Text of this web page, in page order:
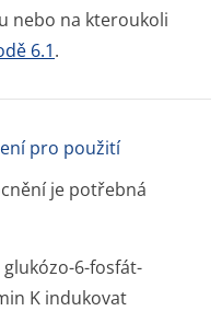
nebo na kteroukoli
6.1.
pro použití
je potřebná
6-fosfát-
K indukovat